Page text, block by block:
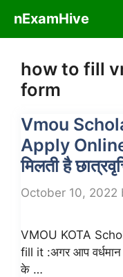
content
nExamHive
how to fill
form
Vmou
Apply Online
मिलती है
October 10, 2022
VMOU KOTA
fill it :अगर आप वर्धमान
के …